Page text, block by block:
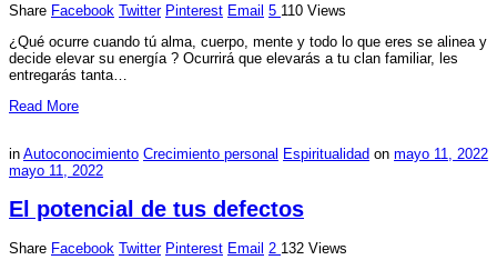
Share Facebook Twitter Pinterest Email 5 110 Views
¿Qué ocurre cuando tú alma, cuerpo, mente y todo lo que eres se alinea y
decide elevar su energía ? Ocurrirá que elevarás a tu clan familiar, les
entregarás tanta…
Read More
in Autoconocimiento Crecimiento personal Espiritualidad on mayo 11, 2022
mayo 11, 2022
El potencial de tus defectos
Share Facebook Twitter Pinterest Email 2 132 Views